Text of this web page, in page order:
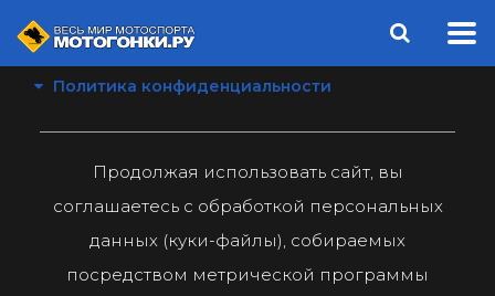
Политика конфиденциальности
Продолжая использовать сайт, вы
соглашаетесь с обработкой персональных
данных (куки-файлы), собираемых
посредством метрической программы